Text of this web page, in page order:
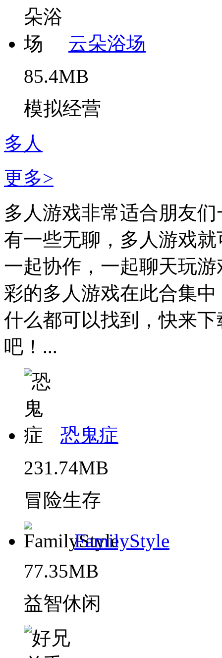
云朵浴场
85.4MB
模拟经营
多人
更多>
多人游戏非常适合朋友
有一些无聊，多人游戏
一起协作，一起聊天玩
彩的多人游戏在此合集
什么都可以找到，快来
吧！...
恐鬼症
231.74MB
冒险生存
FamilyStyle
77.35MB
益智休闲